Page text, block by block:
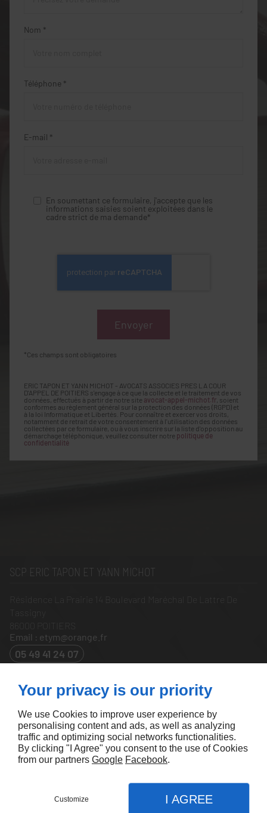
Nom *
Téléphone *
E-mail *
En soumettant ce formulaire, j'accepte que les
informations saisies soient exploitées dans le
cadre strict de ma demande*
*Ces champs sont obligatoires
ERIC TAPON ET YANN MICHOT - AVOCATS ASSOCIES PRES LA COUR
D'APPEL DE POITIERS s'engage à ce que la collecte et le traitement de vos
données, effectués à partir de notre site avocat-appel-michot.fr , soient
conformes au règlement général sur la protection des données (RGPD) et
à la loi Informatique et Libertés. Pour connaître et exercer vos droits,
notamment de retrait de votre consentement à l'utilisation des données
collectées par ce formulaire, ou à vous inscrire sur la liste d'opposition au
démarchage téléphonique, veuillez consulter notre politique de
confidentialité
SCP ERIC TAPON ET YANN MICHOT
Résidence La Prairie 14 Boulevard Maréchal De Lattre De
Tassigny
POITIERS
Email : etym@orange.fr
05 49 41 24 07
Nous contacter
Plan du site
SUIVEZ-NOUS
Your privacy is our priority
We use Cookies to improve user experience by
personalising content and ads, as well as analyzing
traffic and optimizing social networks functionalities.
By clicking "I Agree" you consent to the use of Cookies
from our partners Google Facebook.
Customize I AGREE